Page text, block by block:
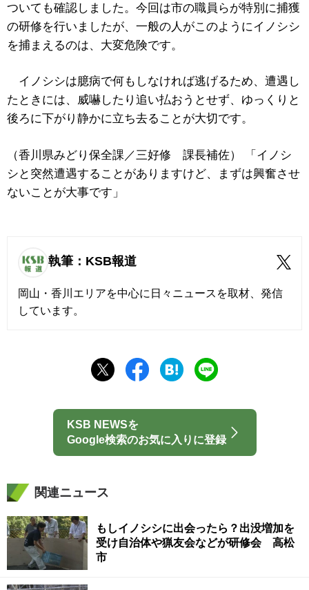
ついても確認しました。今回は市の職員らが特別に捕獲
の研修を行いましたが、一般の人がこのようにイノシシ
を捕まえるのは、大変危険です。
イノシシは臆病で何もしなければ逃げるため、遭遇し
たときには、威嚇したり追い払おうとせず、ゆっくりと
後ろに下がり静かに立ち去ることが大切です。
（香川県みどり保全課／三好修 課長補佐） 「イノシ
シと突然遭遇することがありますけど、まずは興奮させ
ないことが大事です」
執筆：KSB報道
岡山・香川エリアを中心に日々ニュースを取材、発信
しています。
KSB NEWSを
Google検索のお気に入りに登録
関連ニュース
もしイノシシに出会ったら？出没増加を
受け自治体や猟友会などが研修会 高松
市